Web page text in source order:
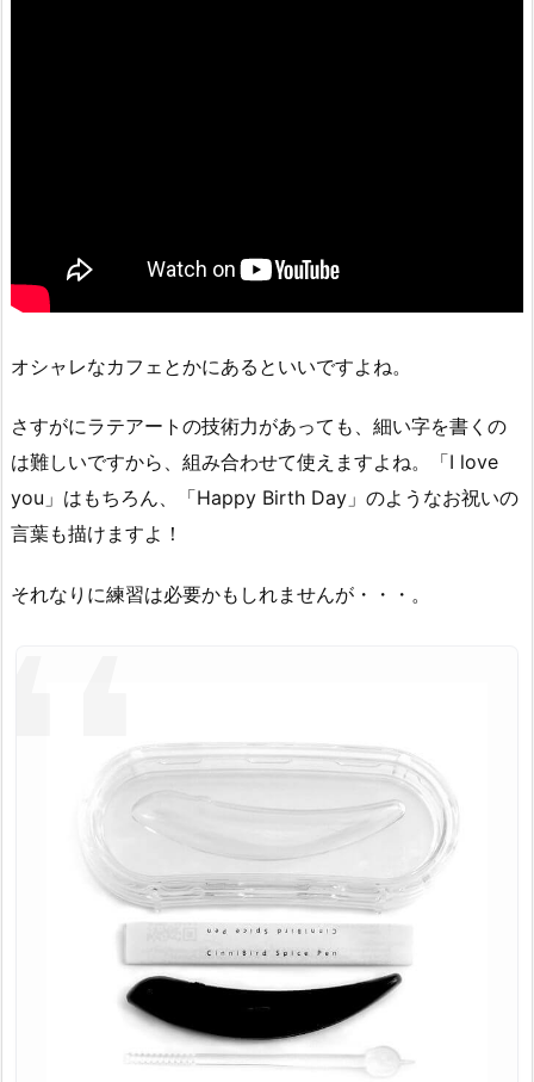
オシャレなカフェとかにあるといいですよね。
さすがにラテアートの技術力があっても、細い字を書くの
は難しいですから、組み合わせて使えますよね。「I love
you」はもちろん、「Happy Birth Day」のようなお祝いの
言葉も描けますよ！
それなりに練習は必要かもしれませんが・・・。